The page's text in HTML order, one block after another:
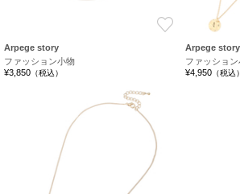
お気に入り
Arpege story
ファッション小物
¥3,850 （税込）
Arpege story
ファッショ
¥4,950 （税込）